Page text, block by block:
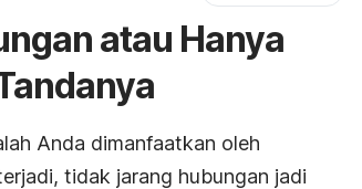
atau Hanya
Anda dimanfaatkan oleh
tidak jarang hubungan jadi